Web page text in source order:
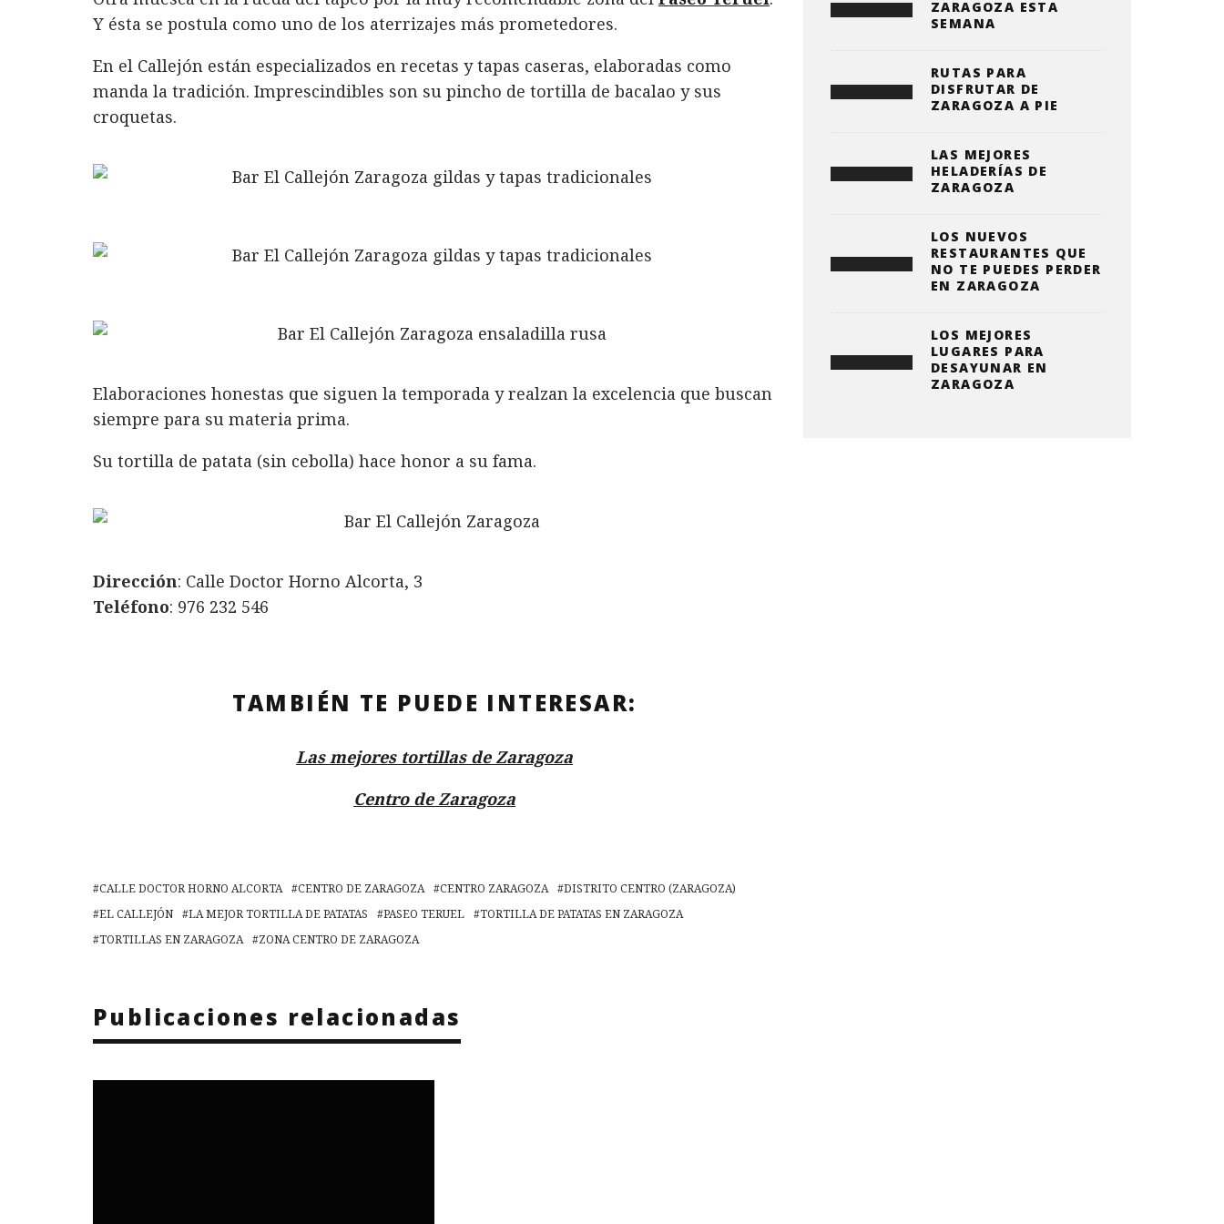
c
e
b
o
o
it
te
r
n
k
e
d
at
s
A
p
ai
l
m
p
a
rt
Y ésta se postula como uno de los aterrizajes más prometedores.
En el Callejón están especializados en recetas y tapas caseras, elaboradas como
manda la tradición. Imprescindibles son su pincho de tortilla de bacalao y sus
croquetas.
Elaboraciones honestas que siguen la temporada y realzan la excelencia que buscan
siempre para su materia prima.
Su tortilla de patata (sin cebolla) hace honor a su fama.
Dirección: Calle Doctor Horno Alcorta, 3
Teléfono: 976 232 546
TAMBIÉN TE PUEDE INTERESAR:
Las mejores tortillas de Zaragoza
Centro de Zaragoza
CALLE DOCTOR HORNO ALCORTA CENTRO DE ZARAGOZA CENTRO ZARAGOZA
DISTRITO CENTRO (ZARAGOZA)
EL CALLEJÓN
LA MEJOR TORTILLA DE PATATAS PASEO TERUEL
TORTILLA DE PATATAS EN ZARAGOZA
TORTILLAS EN ZARAGOZA
ZONA CENTRO DE ZARAGOZA
Publicaciones relacionadas
ZARAGOZA ESTA
SEMANA
RUTAS PARA
DISFRUTAR DE
ZARAGOZA A PIE
LAS MEJORES
HELADERÍAS DE
ZARAGOZA
LOS NUEVOS
RESTAURANTES QUE
NO TE PUEDES PERDER
EN ZARAGOZA
LOS MEJORES
LUGARES PARA
DESAYUNAR EN
ZARAGOZA